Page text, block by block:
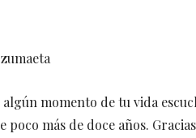
algún momento de tu vida
poco más de doce años.